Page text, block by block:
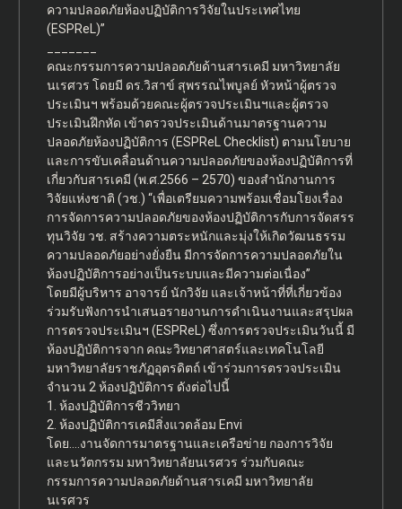
ความปลอดภัยห้องปฏิบัติการวิจัยในประเทศไทย
(ESPReL)”
คณะกรรมการความปลอดภัยด้านสารเคมี มหาวิทยาลัย
นเรศวร โดยมี ดร.วิสาข์ สุพรรณไพบูลย์ หัวหน้าผู้ตรวจ
ประเมินฯ พร้อมด้วยคณะผู้ตรวจประเมินฯและผู้ตรวจ
ประเมินฝึกหัด เข้าตรวจประเมินด้านมาตรฐานความ
ปลอดภัยห้องปฏิบัติการ (ESPReL Checklist) ตามนโยบาย
และการขับเคลื่อนด้านความปลอดภัยของห้องปฏิบัติการที่
เกี่ยวกับสารเคมี (พ.ศ.2566 – 2570) ของสำนักงานการ
วิจัยแห่งชาติ (วช.) “เพื่อเตรียมความพร้อมเชื่อมโยงเรื่อง
การจัดการความปลอดภัยของห้องปฏิบัติการกับการจัดสรร
ทุนวิจัย วช. สร้างความตระหนักและมุ่งให้เกิดวัฒนธรรม
ความปลอดภัยอย่างยั่งยืน มีการจัดการความปลอดภัยใน
ห้องปฏิบัติการอย่างเป็นระบบและมีความต่อเนื่อง”
โดยมีผู้บริหาร อาจารย์ นักวิจัย และเจ้าหน้าที่ที่เกี่ยวข้อง
ร่วมรับฟังการนำเสนอรายงานการดำเนินงานและสรุปผล
การตรวจประเมินฯ (ESPReL) ซึ่งการตรวจประเมินวันนี้ มี
ห้องปฏิบัติการจาก คณะวิทยาศาสตร์และเทคโนโลยี
มหาวิทยาลัยราชภัฏอุตรดิตถ์ เข้าร่วมการตรวจประเมิน
จำนวน 2 ห้องปฏิบัติการ ดังต่อไปนี้
1. ห้องปฏิบัติการชีววิทยา
2. ห้องปฏิบัติการเคมีสิ่งแวดล้อม Envi
โดย….งานจัดการมาตรฐานและเครือข่าย กองการวิจัย
และนวัตกรรม มหาวิทยาลัยนเรศวร ร่วมกับคณะ
กรรมการความปลอดภัยด้านสารเคมี มหาวิทยาลัย
นเรศวร